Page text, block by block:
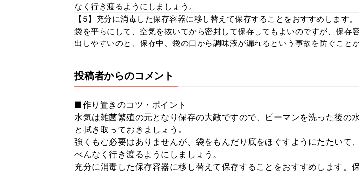
なく行き渡るようにしましょう。
【5】充分に消毒した保存容器に移し替えて保存することをおすすめします。
袋を平らにして、空気を抜いてから密封して保存してもよいのですが、保存
出しやすいのと、保存中、袋の口から調味液が漏れるという事故を防ぐことが
投稿者からのコメント
■作り置きのコツ・ポイント
水気は雑菌繁殖の元となり保存の大敵ですので、ピーマンを洗った後の
と拭き取っておきましょう。
強くもむ必要はありませんが、袋をもんだり底をほぐすようにたたいて
べんなく行き渡るようにしましょう。
充分に消毒した保存容器に移し替えて保存することをおすすめします。